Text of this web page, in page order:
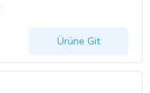
Ürüne Git